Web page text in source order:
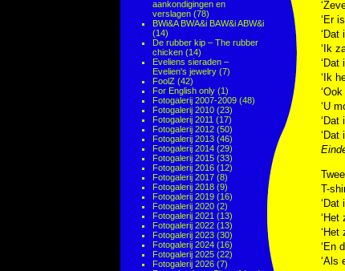
aankondigingen en
verslagen (78)
BWi&A BWA&i BAW&i ABW&i
(14)
De rubber kip – The rubber
chicken (14)
Eveliens sieraden –
Evelien's jewelry (7)
FoolZ (42)
For English only (1)
Fotogalerij 2007-2009 (48)
Fotogalerij 2010 (23)
Fotogalerij 2011 (17)
Fotogalerij 2012 (50)
Fotogalerij 2013 (46)
Fotogalerij 2014 (29)
Fotogalerij 2015 (33)
Fotogalerij 2016 (12)
Fotogalerij 2017 (8)
Fotogalerij 2018 (9)
Fotogalerij 2019 (16)
Fotogalerij 2020 (2)
Fotogalerij 2021 (13)
Fotogalerij 2022 (13)
Fotogalerij 2023 (30)
Fotogalerij 2024 (16)
Fotogalerij 2025 (22)
Fotogalerij 2026 (7)
‘Er
‘Dat
‘Ik
‘Dat
‘Ik
‘U
‘Dat
‘Dat
T-
‘Dat
‘Het
‘Het
‘En
‘Als